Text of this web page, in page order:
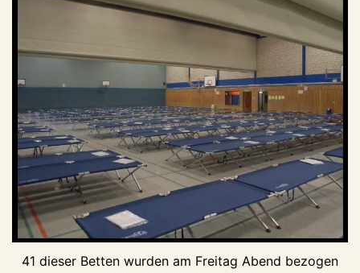
41 dieser Betten wurden am Freitag Abend bezogen